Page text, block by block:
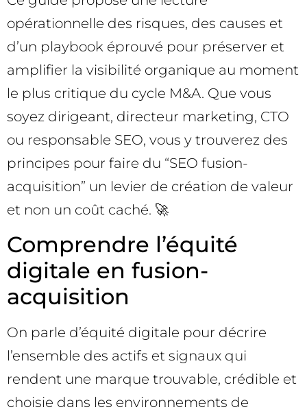
opérationnelle des risques, des causes et
d’un playbook éprouvé pour préserver et
amplifier la visibilité organique au moment
le plus critique du cycle M&A. Que vous
soyez dirigeant, directeur marketing, CTO
ou responsable SEO, vous y trouverez des
principes pour faire du “SEO fusion-
acquisition” un levier de création de valeur
et non un coût caché. 🚀
Comprendre l’équité
digitale en fusion-
acquisition
On parle d’équité digitale pour décrire
l’ensemble des actifs et signaux qui
rendent une marque trouvable, crédible et
choisie dans les environnements de